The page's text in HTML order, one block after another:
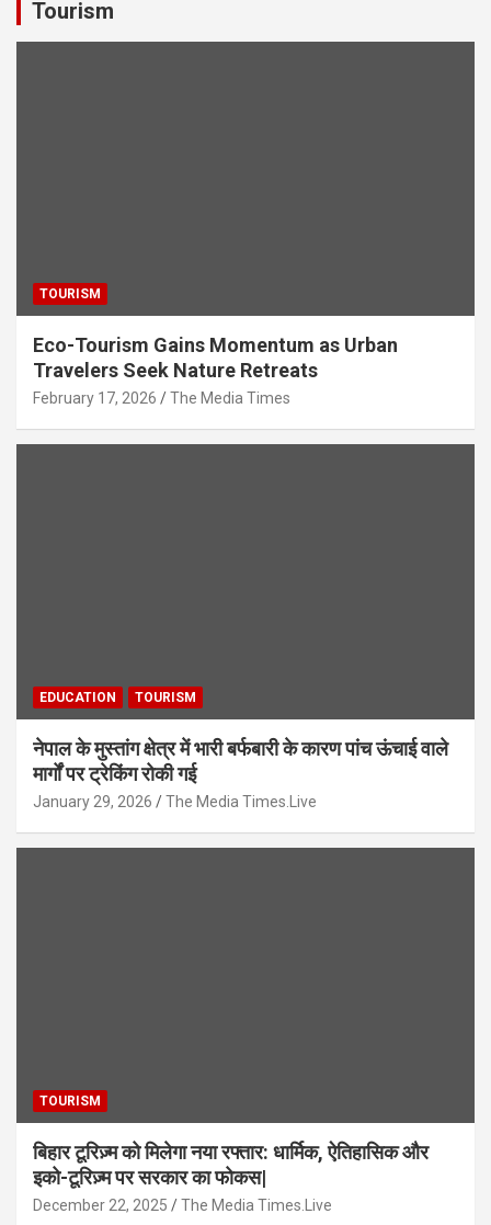
s
A o
n
a
Tourism
TOURISM
Eco-Tourism Gains Momentum as Urban
Travelers Seek Nature Retreats
February 17, 2026 The Media Times
EDUCATION TOURISM
नेपाल के मुस्तांग क्षेत्र में भारी बर्फबारी के कारण पांच ऊंचाई वाले
मार्गों पर ट्रेकिंग रोकी गई
January 29, 2026 The Media Times.Live
TOURISM
बिहार टूरिज़्म को मिलेगा नया रफ्तार: धार्मिक, ऐतिहासिक और
इको-टूरिज़्म पर सरकार का फोकस|
December 22, 2025 The Media Times.Live